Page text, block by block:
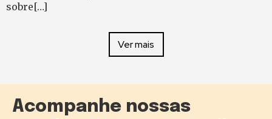
sobre[…]
Ver mais
Acompanhe nossas